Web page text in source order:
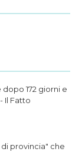
172 giorni e
Il Fatto
provincia" che